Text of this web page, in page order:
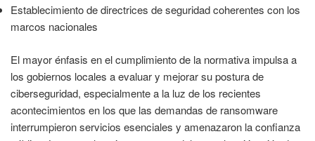
Establecimiento de directrices de seguridad coherentes con los
marcos nacionales
El mayor énfasis en el cumplimiento de la normativa impulsa a
los gobiernos locales a evaluar y mejorar su postura de
ciberseguridad, especialmente a la luz de los recientes
acontecimientos en los que las demandas de ransomware
interrumpieron servicios esenciales y amenazaron la confianza